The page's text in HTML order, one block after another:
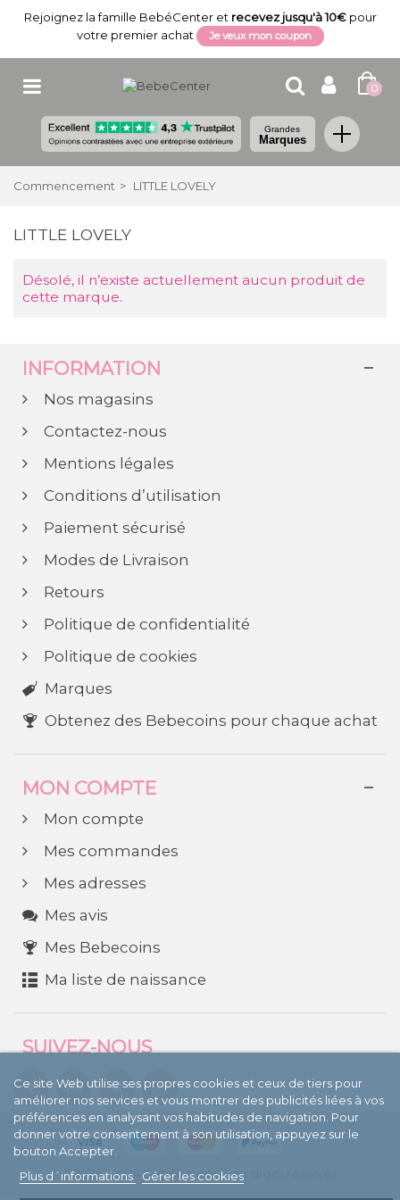
Rejoignez la famille BebéCenter et recevez jusqu'à 10€pour
votre premier achat
Je veux mon coupon
0
Grandes
Marques
Commencement > LITTLE LOVELY
LITTLE LOVELY
Désolé, il n’existe actuellement aucun produit de
cette marque.
INFORMATION
Nos magasins
Contactez-nous
Mentions légales
Conditions d’utilisation
Paiement sécurisé
Modes de Livraison
Retours
Politique de confidentialité
Politique de cookies
Marques
Obtenez des Bebecoins pour chaque achat
MON COMPTE
Mon compte
Mes commandes
Mes adresses
Mes avis
Mes Bebecoins
Ma liste de naissance
SUIVEZ-NOUS
Ce site Web utilise ses propres cookies et ceux de tiers pour
améliorer nos services et vous montrer des publicités liées à vos
préférences en analysant vos habitudes de navigation. Pour
donner votre consentement à son utilisation, appuyez sur le
bouton Accepter.
Plus d´informations
Gérer les cookies
© 2004 - 2024 BebéCenter. Tous droits réservés.